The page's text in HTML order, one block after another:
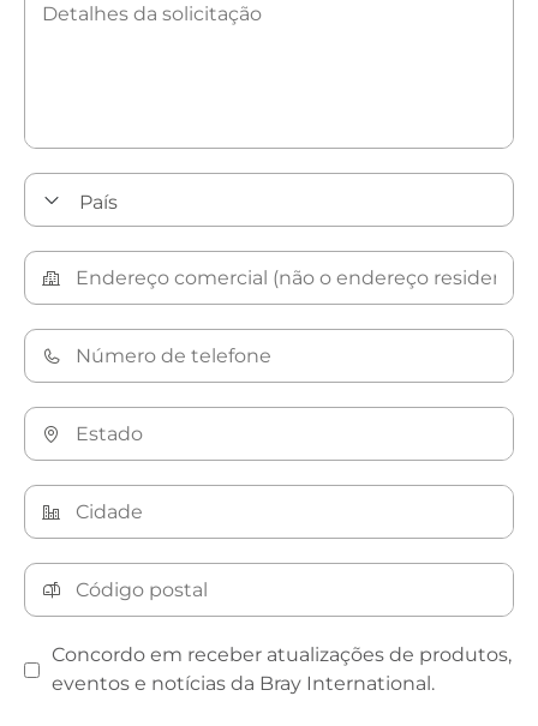
Concordo em receber atualizações de produtos,
eventos e notícias da Bray International.